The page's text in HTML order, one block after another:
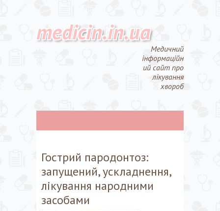
medicin.in.ua
Медичний
інформаційн
ий сайт про
лікування
хвороб
Гострий пародонтоз:
запущений, ускладнення,
лікування народними
засобами